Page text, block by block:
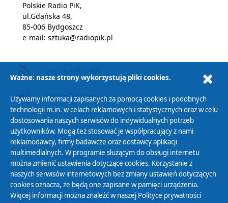
Polskie Radio PiK,
ul.Gdańska 48,
85-006 Bydgoszcz
e-mail: sztuka@radiopik.pl
PODCAST AUDIO
Polityka Prywatności
Zasady korzystania z Serwisu
Organizacje Pożytku Publicznego
Ważne: nasze strony wykorzystują pliki cookies.
Używamy informacji zapisanych za pomocą cookies i podobnych
technologii m.in. w celach reklamowych i statystycznych oraz w celu
dostosowania naszych serwisów do indywidualnych potrzeb
użytkowników. Mogą też stosować je współpracujący z nami
reklamodawcy, firmy badawcze oraz dostawcy aplikacji
multimedialnych. W programie służącym do obsługi internetu
można zmienić ustawienia dotyczące cookies. Korzystanie z
naszych serwisów internetowych bez zmiany ustawień dotyczących
cookies oznacza, że będą one zapisane w pamięci urządzenia.
Więcej informacji można znaleźć w naszej Polityce prywatności